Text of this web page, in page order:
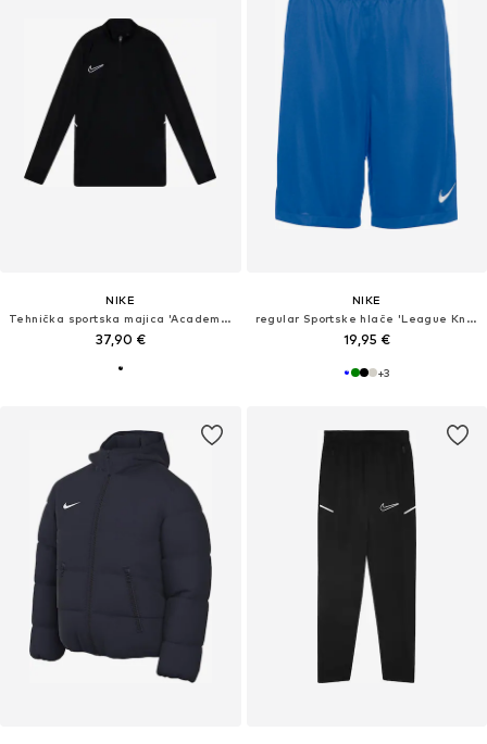
NIKE
Tehnička sportska majica 'Academy25'
37,90 €
NIKE
regular Sportske hlače 'League Knit III'
19,95 €
+3